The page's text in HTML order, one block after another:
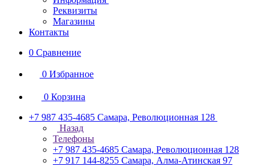
Реквизиты
Магазины
Контакты
0 Сравнение
0 Избранное
0 Корзина
+7 987 435-4685 Самара, Революционная 128
Назад
Телефоны
+7 987 435-4685 Самара, Революционная 128
+7 917 144-8255 Самара, Алма-Атинская 97